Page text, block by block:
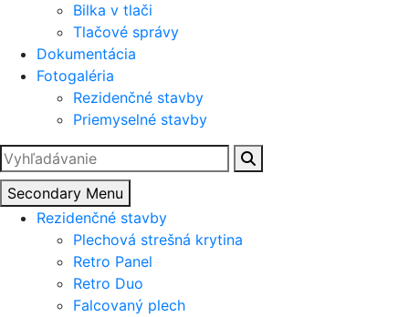
Bilka v tlači
Tlačové správy
Dokumentácia
Fotogaléria
Rezidenčné stavby
Priemyselné stavby
Hľadať:
Secondary Menu
Rezidenčné stavby
Plechová strešná krytina
Retro Panel
Retro Duo
Falcovaný plech